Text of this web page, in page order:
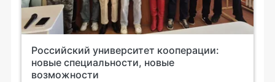
Российский университет кооперации:
новые специальности, новые
возможности